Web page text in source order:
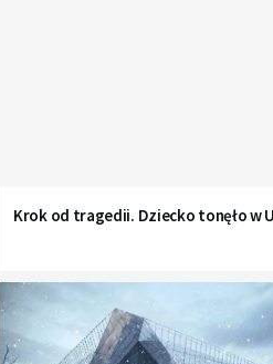
Krok od tragedii. Dziecko tonęło w